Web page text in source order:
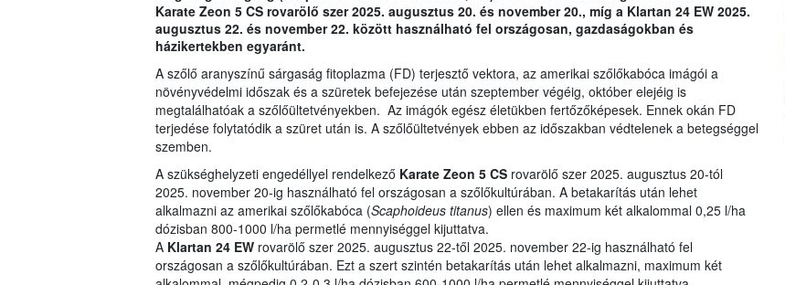
Karate Zeon 5 CS rovarölő szer 2025. augusztus 20. és november 20., míg a Klartan 24 EW 2025.
augusztus 22. és november 22. között használható fel országosan, gazdaságokban és
házikertekben egyaránt.
A szőlő aranyszínű sárgaság fitoplazma (FD) terjesztő vektora, az amerikai szőlőkabóca imágói a
növényvédelmi időszak és a szüretek befejezése után szeptember végéig, október elejéig is
megtalálhatóak a szőlőültetvényekben. Az imágók egész életükben fertőzőképesek. Ennek okán FD
terjedése folytatódik a szüret után is. A szőlőültetvények ebben az időszakban védtelenek a betegséggel
szemben.
A szükséghelyzeti engedéllyel rendelkező Karate Zeon 5 CSrovarölő szer 2025. augusztus 20-tól
2025. november 20-ig használható fel országosan a szőlőkultúrában. A betakarítás után lehet
alkalmazni az amerikai szőlőkabóca (Scaphoideus titanus) ellen és maximum két alkalommal 0,25 l/ha
dózisban 800-1000 l/ha permetlé mennyiséggel kijuttatva.
A Klartan 24 EWrovarölő szer 2025. augusztus 22-től 2025. november 22-ig használható fel
országosan a szőlőkultúrában. Ezt a szert szintén betakarítás után lehet alkalmazni, maximum két